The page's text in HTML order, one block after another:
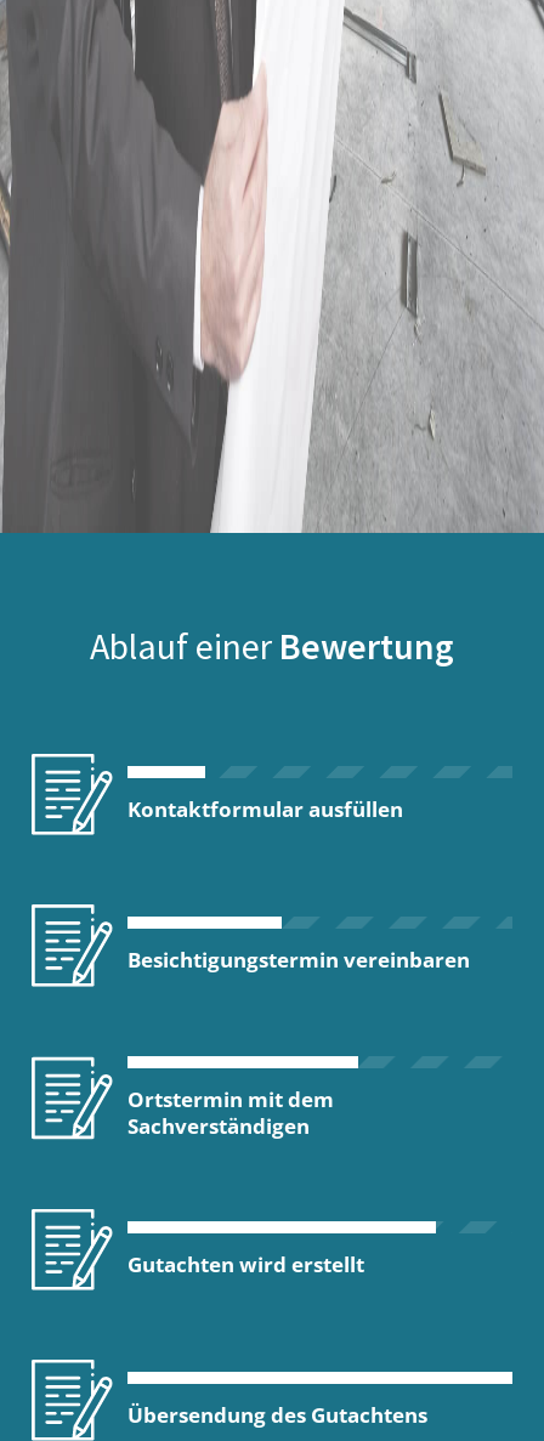
Ablauf einer Bewertung
Kontaktformular ausfüllen
Besichtigungstermin vereinbaren
Ortstermin mit dem
Sachverständigen
Gutachten wird erstellt
Übersendung des Gutachtens